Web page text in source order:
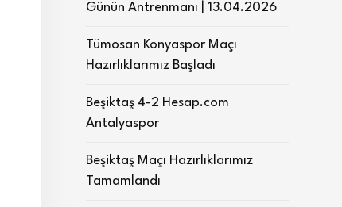
Günün Antrenmanı | 13.04.2026
Tümosan Konyaspor Maçı
Hazırlıklarımız Başladı
Beşiktaş 4-2 Hesap.com
Antalyaspor
Beşiktaş Maçı Hazırlıklarımız
Tamamlandı